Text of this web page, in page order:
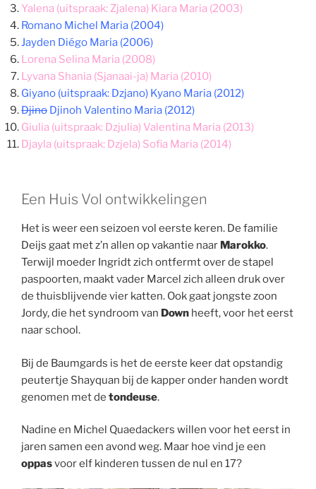
Yalena (uitspraak: Zjalena) Kiara Maria (2003)
Romano Michel Maria (2004)
Jayden Diégo Maria (2006)
Lorena Selina Maria (2008)
Lyvana Shania (Sjanaai-ja) Maria (2010)
Giyano (uitspraak: Dzjano) Kyano Maria (2012)
Djino Djinoh Valentino Maria (2012)
Giulia (uitspraak: Dzjulia) Valentina Maria (2013)
Djayla (uitspraak: Dzjela) Sofia Maria (2014)
Een Huis Vol ontwikkelingen
Het is weer een seizoen vol eerste keren. De familie
Deijs gaat met z’n allen op vakantie naar Marokko.
Terwijl moeder Ingridt zich ontfermt over de stapel
paspoorten, maakt vader Marcel zich alleen druk over
de thuisblijvende vier katten. Ook gaat jongste zoon
Jordy, die het syndroom van Down heeft, voor het eerst
naar school.
Bij de Baumgards is het de eerste keer dat opstandig
peutertje Shayquan bij de kapper onder handen wordt
genomen met de tondeuse.
Nadine en Michel Quaedackers willen voor het eerst in
jaren samen een avond weg. Maar hoe vind je een
oppasvoor elf kinderen tussen de nul en 17?